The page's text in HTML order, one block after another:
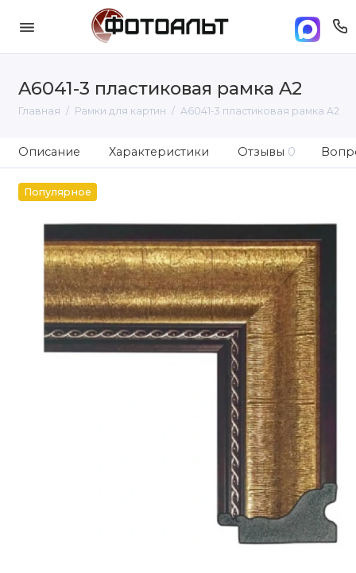
A6041-3 пластиковая рамка A2
Главная Рамки для картин A6041-3 пластиковая рамка A2
Описание Характеристики Отзывы 0
Популярное